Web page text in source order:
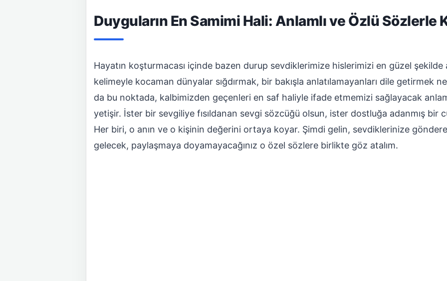
Duyguların En Samimi Hali: Anlamlı ve Özlü Sözlerle
Hayatın koşturmacası içinde bazen durup sevdiklerimize hislerimizi en güzel
kelimeyle kocaman dünyalar sığdırmak, bir bakışla anlatılamayanları dile getirmek
da bu noktada, kalbimizden geçenleri en saf haliyle ifade etmemizi sağlayacak
yetişir. İster bir sevgiliye fısıldanan sevgi sözcüğü olsun, ister dostluğa adanmış bir
Her biri, o anın ve o kişinin değerini ortaya koyar. Şimdi gelin, sevdiklerinize
gelecek, paylaşmaya doyamayacağınız o özel sözlere birlikte göz atalım.